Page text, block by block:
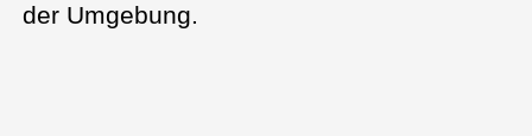
der Umgebung.